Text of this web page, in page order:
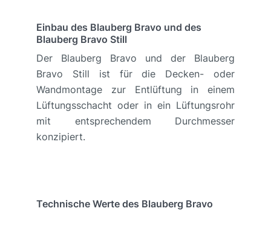
Einbau des Blauberg Bravo und des
Blauberg Bravo Still
Der Blauberg Bravo und der Blauberg
Bravo Still ist für die Decken- oder
Wandmontage zur Entlüftung in einem
Lüftungsschacht oder in ein Lüftungsrohr
mit entsprechendem Durchmesser
konzipiert.
Technische Werte des Blauberg Bravo